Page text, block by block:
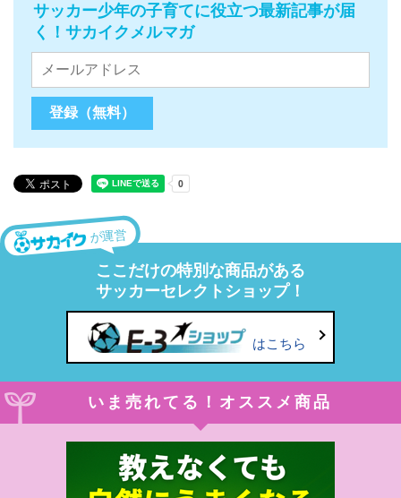
サッカー少年の子育てに役立つ最新記事が届
く！サカイクメルマガ
が運営
ここだけの特別な商品がある
サッカーセレクトショップ！
はこちら
いま売れてる！オススメ商品